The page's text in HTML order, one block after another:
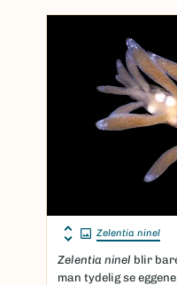
Zelentia ninel
Zelentia ninel blir
man tydelig se